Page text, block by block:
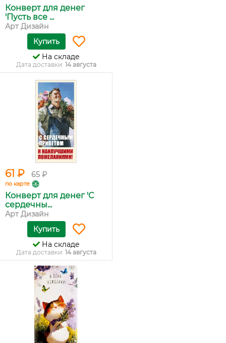
Конверт для денег
'Пусть все ...
Арт Дизайн
Купить
На складе
Дата доставки: 14 августа
61 ₽ 65 ₽
по карте
Конверт для денег 'С
сердечны...
Арт Дизайн
Купить
На складе
Дата доставки: 14 августа